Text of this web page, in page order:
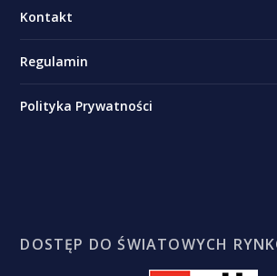
Kontakt
Regulamin
Polityka Prywatności
DOSTĘP DO ŚWIATOWYCH